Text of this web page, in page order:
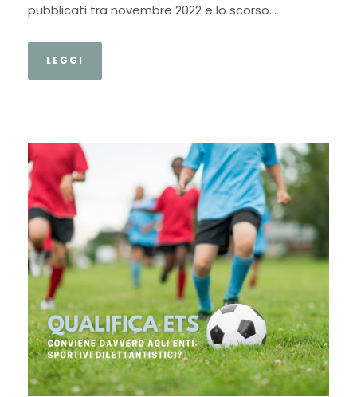
pubblicati tra novembre 2022 e lo scorso...
LEGGI